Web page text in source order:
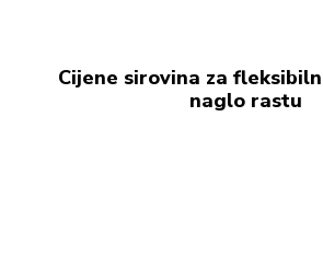
Cijene sirovina za
naglo rastu